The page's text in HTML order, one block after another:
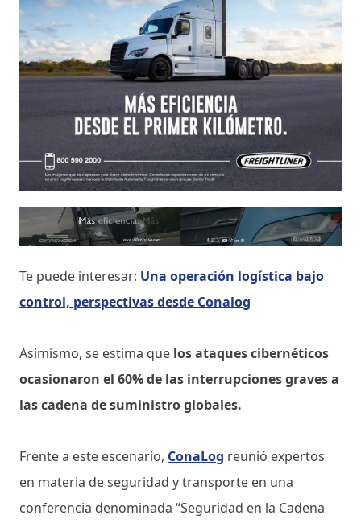
Te puede interesar: Una operación logística bajo
control, perspectivas desde Conalog
Asimismo, se estima que los ataques cibernéticos
ocasionaron el 60% de las interrupciones graves a
las cadena de suministro globales.
Frente a este escenario, ConaLog reunió expertos
en materia de seguridad y transporte en una
conferencia denominada “Seguridad en la Cadena